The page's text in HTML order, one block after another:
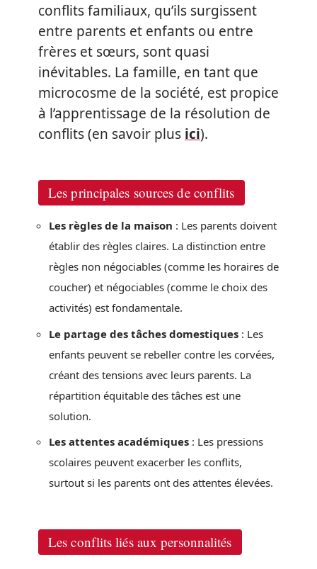
conflits familiaux, qu’ils surgissent
entre parents et enfants ou entre
frères et sœurs, sont quasi
inévitables. La famille, en tant que
microcosme de la société, est propice
à l’apprentissage de la résolution de
conflits (en savoir plus ici).
Les principales sources de conflits
Les règles de la maison : Les parents doivent
établir des règles claires. La distinction entre
règles non négociables (comme les horaires de
coucher) et négociables (comme le choix des
activités) est fondamentale.
Le partage des tâches domestiques : Les
enfants peuvent se rebeller contre les corvées,
créant des tensions avec leurs parents. La
répartition équitable des tâches est une
solution.
Les attentes académiques : Les pressions
scolaires peuvent exacerber les conflits,
surtout si les parents ont des attentes élevées.
Les conflits liés aux personnalités